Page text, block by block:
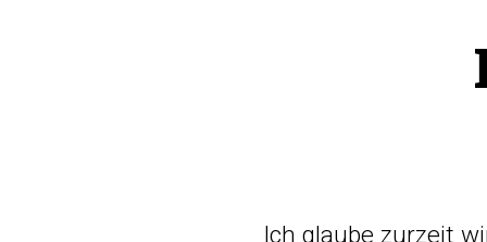
Ich glaube zurzeit